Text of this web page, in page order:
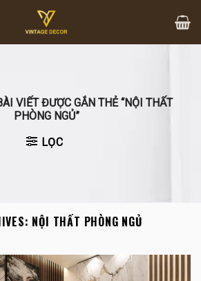
VIẾT ĐƯỢC GẮN THẺ “NỘI THẤT
PHÒNG NGỦ”
LỌC
NỘI THẤT PHÒNG NGỦ